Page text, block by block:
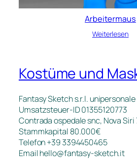
Arbeitermaus
Weiterlesen
Kostüme und
Fantasy Sketch s.r.l. unipersonale
Umsatzsteuer-ID 01355120773
Contrada ospedale snc, Nova
Stammkapital 80.000€
Telefon +39 3394450465
Emailhello@fantasy-sketch.it